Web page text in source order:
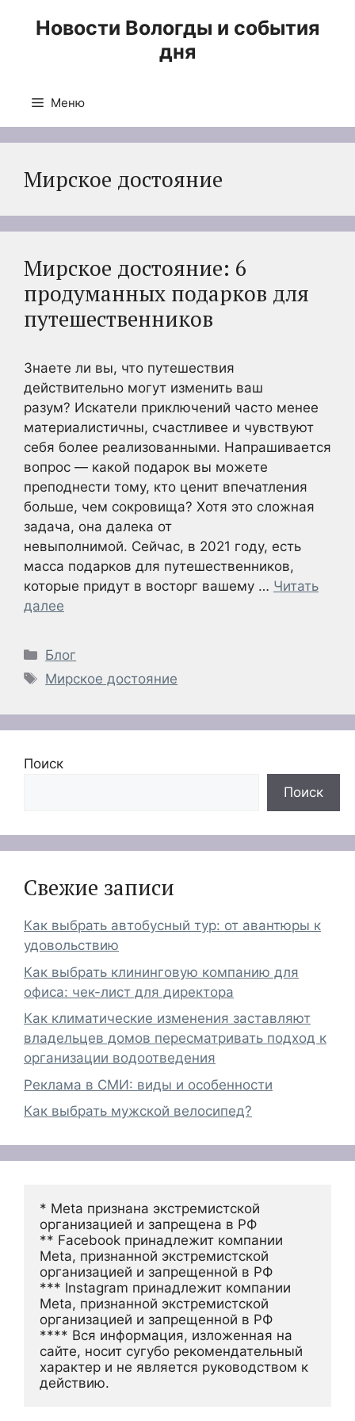
Новости Вологды и события
дня
Меню
Мирское достояние
Мирское достояние: 6
продуманных подарков для
путешественников
Знаете ли вы, что путешествия
действительно могут изменить ваш
разум? Искатели приключений часто менее
материалистичны, счастливее и чувствуют
себя более реализованными. Напрашивается
вопрос — какой подарок вы можете
преподнести тому, кто ценит впечатления
больше, чем сокровища? Хотя это сложная
задача, она далека от
невыполнимой. Сейчас, в 2021 году, есть
масса подарков для путешественников,
которые придут в восторг вашему … Читать
далее
Рубрики
Блог
Метки
Мирское достояние
Поиск
Поиск
Свежие записи
Как выбрать автобусный тур: от авантюры к
удовольствию
Как выбрать клининговую компанию для
офиса: чек-лист для директора
Как климатические изменения заставляют
владельцев домов пересматривать подход к
организации водоотведения
Реклама в СМИ: виды и особенности
Как выбрать мужской велосипед?
* Meta признана экстремистской
организацией и запрещена в РФ
** Facebook принадлежит компании
Meta, признанной экстремистской
организацией и запрещенной в РФ
*** Instagram принадлежит компании
Meta, признанной экстремистской
организацией и запрещенной в РФ
**** Вся информация, изложенная на
сайте, носит сугубо рекомендательный
характер и не является руководством к
действию.